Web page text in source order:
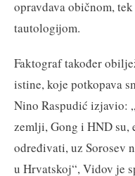
opravdava običnom,
tautologijom.
Faktograf također
istine, koje potkopava
Nino Raspudić izjavio:
zemlji, Gong i HND su,
određivati, uz Sorosev
u Hrvatskoj“, Vidov je